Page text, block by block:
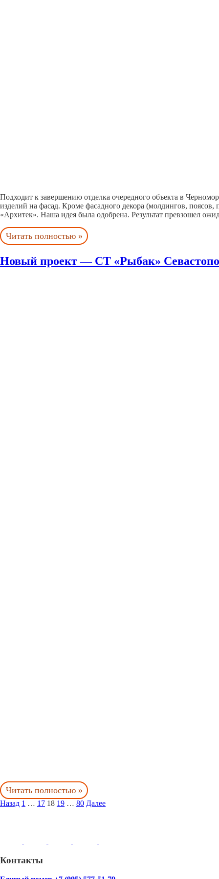
Подходит к завершению отделка очередного объекта в
изделий на фасад. Кроме фасадного декора (молдингов,
«Архитек». Наша идея была одобрена. Результат превзошел
Читать полностью »
Новый проект — СТ «Рыбак»
Читать полностью »
Назад 1 … 17 18 19 … 80 Далее
Контакты